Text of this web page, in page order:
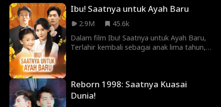
Ibu! Saatnya untuk Ayah Baru
2.9M
45.6k
Dalam film Ibu! Saatnya untuk Ayah Baru,
Terlahir kembali sebagai anak lima tahun,
dan membungkam para peragu. Dengan
ayah seorang taipan, ayah tiri yang lebih
Reborn 1998: Saatnya Kuasai
Dunia!